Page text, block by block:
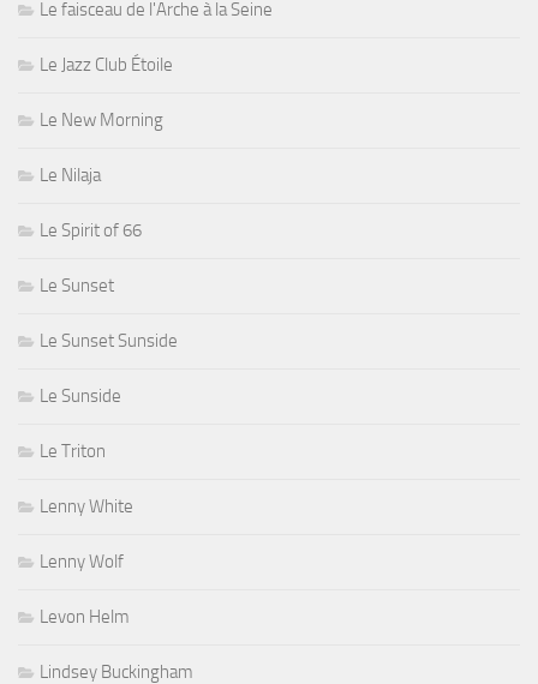
Le faisceau de l'Arche à la Seine
Le Jazz Club Étoile
Le New Morning
Le Nilaja
Le Spirit of 66
Le Sunset
Le Sunset Sunside
Le Sunside
Le Triton
Lenny White
Lenny Wolf
Levon Helm
Lindsey Buckingham